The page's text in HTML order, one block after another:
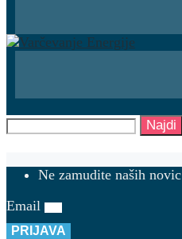
Najdi
Ne zamudite naših novic
Email
PRIJAVA